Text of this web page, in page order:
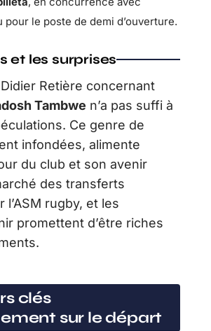
pour le poste de demi d’ouverture.
et les surprises
Retière concernant
Tambwe n’a pas suffi à
Ce genre de
infondées, alimente
du club et son avenir
des transferts
l’ASM rugby, et les
promettent d’être riches
clés
sur le départ